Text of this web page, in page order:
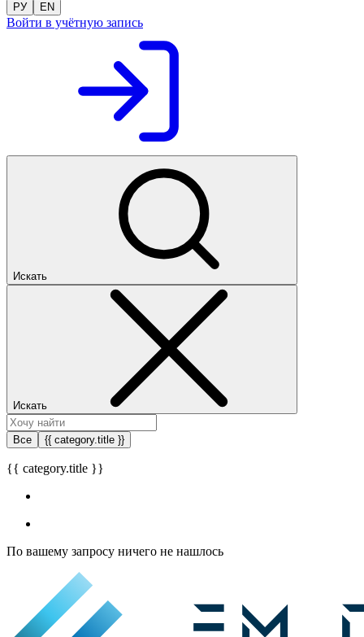
РУ EN
Войти в учётную запись
Искать
Искать
Все {{ category.title }}
{{ category.title }}
По вашему запросу ничего не нашлось